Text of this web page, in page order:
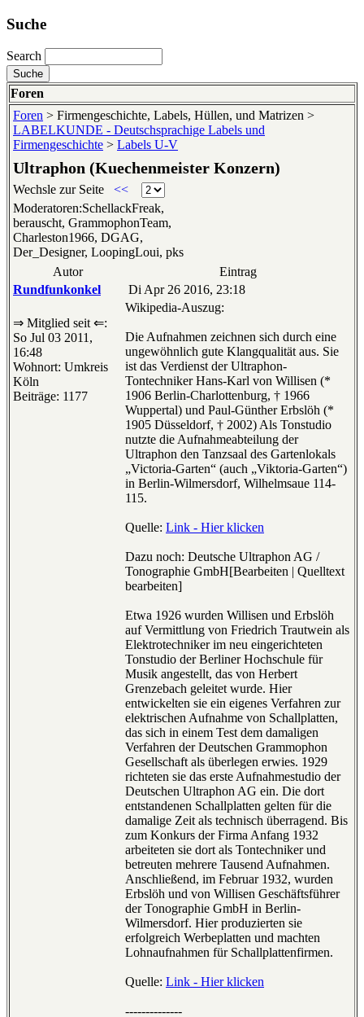
Suche
Search
Foren
Foren > Firmengeschichte, Labels, Hüllen, und Matrizen >
LABELKUNDE - Deutschsprachige Labels und
Firmengeschichte > Labels U-V
Ultraphon (Kuechenmeister Konzern)
Wechsle zur Seite
<<
Moderatoren:SchellackFreak,
berauscht, GrammophonTeam,
Charleston1966, DGAG,
Der_Designer, LoopingLoui, pks
Autor
Eintrag
Rundfunkonkel
Di Apr 26 2016, 23:18
⇒ Mitglied seit ⇐:
So Jul 03 2011,
16:48
Wohnort: Umkreis
Köln
Beiträge: 1177
Wikipedia-Auszug:
Die Aufnahmen zeichnen sich durch eine
ungewöhnlich gute Klangqualität aus. Sie
ist das Verdienst der Ultraphon-
Tontechniker Hans-Karl von Willisen (*
1906 Berlin-Charlottenburg, † 1966
Wuppertal) und Paul-Günther Erbslöh (*
1905 Düsseldorf, † 2002) Als Tonstudio
nutzte die Aufnahmeabteilung der
Ultraphon den Tanzsaal des Gartenlokals
„Victoria-Garten“ (auch „Viktoria-Garten“)
in Berlin-Wilmersdorf, Wilhelmsaue 114-
115.
Quelle: Link - Hier klicken
Dazu noch: Deutsche Ultraphon AG /
Tonographie GmbH[Bearbeiten | Quelltext
bearbeiten]
Etwa 1926 wurden Willisen und Erbslöh
auf Vermittlung von Friedrich Trautwein als
Elektrotechniker im neu eingerichteten
Tonstudio der Berliner Hochschule für
Musik angestellt, das von Herbert
Grenzebach geleitet wurde. Hier
entwickelten sie ein eigenes Verfahren zur
elektrischen Aufnahme von Schallplatten,
das sich in einem Test dem damaligen
Verfahren der Deutschen Grammophon
Gesellschaft als überlegen erwies. 1929
richteten sie das erste Aufnahmestudio der
Deutschen Ultraphon AG ein. Die dort
entstandenen Schallplatten gelten für die
damalige Zeit als technisch überragend. Bis
zum Konkurs der Firma Anfang 1932
arbeiteten sie dort als Tontechniker und
betreuten mehrere Tausend Aufnahmen.
Anschließend, im Februar 1932, wurden
Erbslöh und von Willisen Geschäftsführer
der Tonographie GmbH in Berlin-
Wilmersdorf. Hier produzierten sie
erfolgreich Werbeplatten und machten
Lohnaufnahmen für Schallplattenfirmen.
Quelle: Link - Hier klicken
--------------